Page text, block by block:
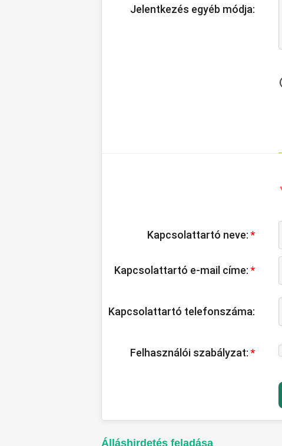
Jelentkezés egyéb módja:
Kapcsolattartó neve:*
Kapcsolattartó e-mail címe:*
Kapcsolattartó telefonszáma:
Felhasználói szabályzat:*
Álláshirdetés feladása